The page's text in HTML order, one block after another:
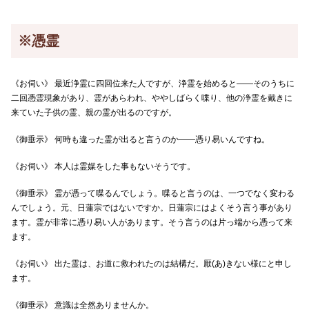
※憑霊
《お伺い》 最近浄霊に四回位来た人ですが、浄霊を始めると――そのうちに
二回憑霊現象があり、霊があらわれ、ややしばらく喋り、他の浄霊を戴きに
来ていた子供の霊、親の霊が出るのですが。
《御垂示》 何時も違った霊が出ると言うのか――憑り易いんですね。
《お伺い》 本人は霊媒をした事もないそうです。
《御垂示》 霊が憑って喋るんでしょう。喋ると言うのは、一つでなく変わる
んでしょう。元、日蓮宗ではないですか。日蓮宗にはよくそう言う事があり
ます。霊が非常に憑り易い人があります。そう言うのは片っ端から憑って来
ます。
《お伺い》 出た霊は、お道に救われたのは結構だ。厭(あ)きない様にと申し
ます。
《御垂示》 意識は全然ありませんか。